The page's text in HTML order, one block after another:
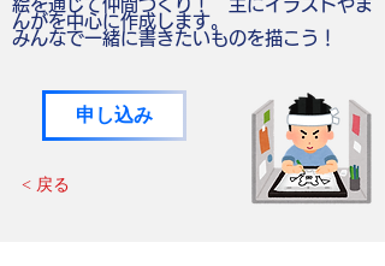
絵を通じて仲間づくり！ 主にイラストやま
んがを中心に作成します。
みんなで一緒に書きたいものを描こう！
申し込み
< 戻る